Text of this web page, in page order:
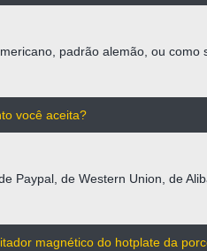
padrão alemão, ou como
você aceita?
Paypal, de Western Union, de
magnético do hotplate da